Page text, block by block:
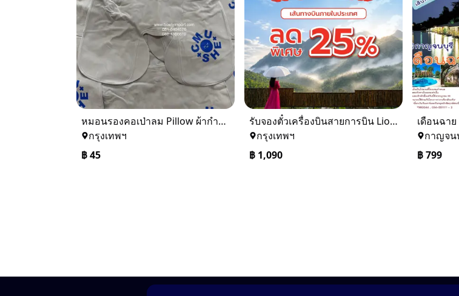
หมอนรองคอเป่าลม Pillow ผ้ากำมะหยี่ พร้อมสกรีนโลโก้ 0816484576
กรุงเทพฯ
฿45
รับจองตั๋วเครื่องบินสายการบิน Lion Air ทั้งในและต่างประเทศ
กรุงเทพฯ
฿ 1,090
เดือนฉา
กาญจน
฿799